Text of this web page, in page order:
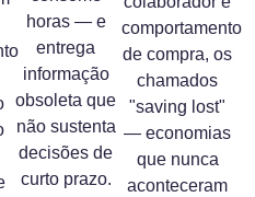
horas — e
entrega
informação
obsoleta que
não sustenta
decisões de
curto prazo.
comportamento
de compra, os
chamados
"saving lost"
— economias
que nunca
aconteceram